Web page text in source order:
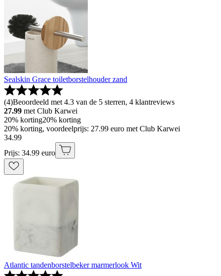
Sealskin Grace toiletborstelhouder zand
(4)Beoordeeld met 4.3 van de 5 sterren, 4 klantreviews
27.99 met Club Karwei
20% korting20% korting
20% korting, voordeelprijs: 27.99 euro met Club Karwei
34.99
Prijs: 34.99 euro
Atlantic tandenborstelbeker marmerlook Wit